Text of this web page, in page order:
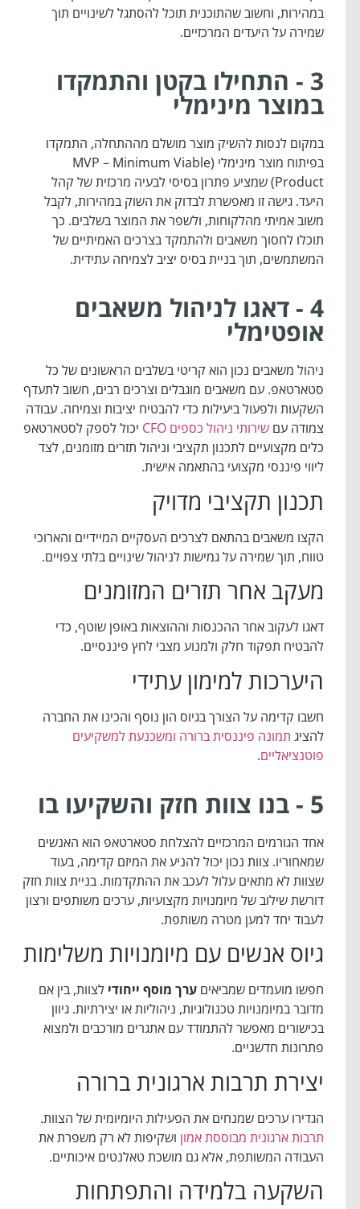
במהירות, וחשוב שהתוכנית תוכל להסתגל לשינויים תוך
שמירה על היעדים המרכזיים.
3 - התחילו בקטן והתמקדו
במוצר מינימלי
במקום לנסות להשיק מוצר מושלם מההתחלה, התמקדו
בפיתוח מוצר מינימלי (MVP – Minimum Viable
Product) שמציע פתרון בסיסי לבעיה מרכזית של קהל
היעד. גישה זו מאפשרת לבדוק את השוק במהירות, לקבל
משוב אמיתי מהלקוחות, ולשפר את המוצר בשלבים. כך
תוכלו לחסוך משאבים ולהתמקד בצרכים האמיתיים של
המשתמשים, תוך בניית בסיס יציב לצמיחה עתידית.
4 - דאגו לניהול משאבים
אופטימלי
ניהול משאבים נכון הוא קריטי בשלבים הראשונים של כל
סטארטאפ. עם משאבים מוגבלים וצרכים רבים, חשוב לתעדף
השקעות ולפעול ביעילות כדי להבטיח יציבות וצמיחה. עבודה
צמודה עם שירותי ניהול כספים CFO
יכול לספק לסטארטאפ
כלים מקצועיים לתכנון תקציבי וניהול תזרים מזומנים, לצד
ליווי פיננסי מקצועי בהתאמה אישית.
תכנון תקציבי מדויק
הקצו משאבים בהתאם לצרכים העסקיים המיידיים והארוכי
טווח, תוך שמירה על גמישות לניהול שינויים בלתי צפויים.
מעקב אחר תזרים המזומנים
דאגו לעקוב אחר ההכנסות וההוצאות באופן שוטף, כדי
להבטיח תפקוד חלק ולמנוע מצבי לחץ פיננסיים.
היערכות למימון עתידי
חשבו קדימה על הצורך בגיוס הון נוסף והכינו את החברה
להציג תמונה פיננסית ברורה ומשכנעת למשקיעים
פוטנציאליים.
5 - בנו צוות חזק והשקיעו בו
אחד הגורמים המרכזיים להצלחת סטארטאפ הוא האנשים
שמאחוריו. צוות נכון יכול להניע את המיזם קדימה, בעוד
שצוות לא מתאים עלול לעכב את ההתקדמות. בניית צוות חזק
דורשת שילוב של מיומנויות מקצועיות, ערכים משותפים ורצון
לעבוד יחד למען מטרה משותפת.
גיוס אנשים עם מיומנויות משלימות
חפשו מועמדים שמביאים ערך מוסף ייחודי לצוות, בין אם
מדובר במיומנויות טכנולוגיות, ניהוליות או יצירתיות. גיוון
בכישורים מאפשר להתמודד עם אתגרים מורכבים ולמצוא
פתרונות חדשניים.
יצירת תרבות ארגונית ברורה
הגדירו ערכים שמנחים את הפעילות היומיומית של הצוות.
תרבות ארגונית מבוססת אמון ושקיפות לא רק משפרת את
העבודה המשותפת, אלא גם מושכת טאלנטים איכותיים.
השקעה בלמידה והתפתחות